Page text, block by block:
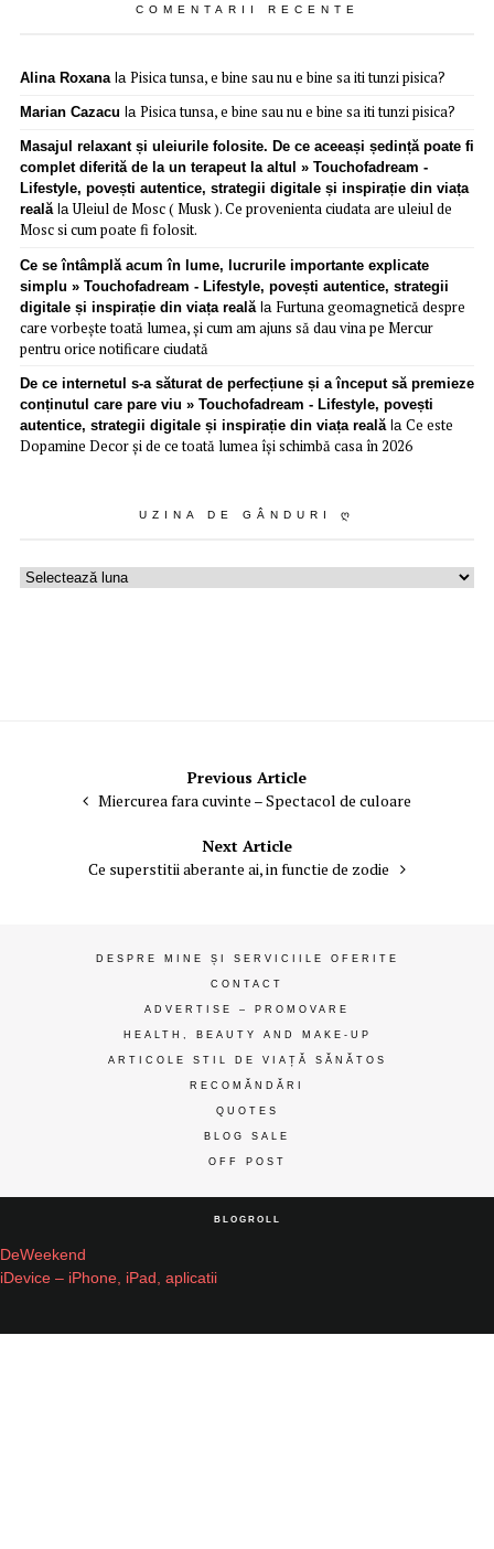
COMENTARII RECENTE
Alina Roxanala Pisica tunsa, e bine sau nu e bine sa iti tunzi pisica?
Marian Cazacu la Pisica tunsa, e bine sau nu e bine sa iti tunzi pisica?
Masajul relaxant și uleiurile folosite. De ce aceeași ședință poate fi
complet diferită de la un terapeut la altul » Touchofadream -
Lifestyle, povești autentice, strategii digitale și inspirație din viața
realălaUleiul de Mosc ( Musk ). Ce provenienta ciudata are uleiul de
Mosc si cum poate fi folosit.
Ce se întâmplă acum în lume, lucrurile importante explicate
simplu » Touchofadream - Lifestyle, povești autentice, strategii
digitale și inspirație din viața realăla Furtuna geomagnetică despre
care vorbește toată lumea, și cum am ajuns să dau vina pe Mercur
pentru orice notificare ciudată
De ce internetul s-a săturat de perfecțiune și a început să premieze
conținutul care pare viu » Touchofadream - Lifestyle, povești
autentice, strategii digitale și inspirație din viața realăla Ce este
Dopamine Decor și de ce toată lumea își schimbă casa în 2026
UZINA DE GÂNDURI Ღ
Uzina
Previous Article
Miercurea fara cuvinte – Spectacol de culoare
Next Article
Ce superstitii aberante ai, in functie de zodie
DESPRE MINE ȘI SERVICIILE OFERITE
CONTACT
ADVERTISE – PROMOVARE
HEALTH, BEAUTY AND MAKE-UP
ARTICOLE STIL DE VIAȚĂ SĂNĂTOS
RECOMĂNDĂRI
QUOTES
BLOG SALE
OFF POST
BLOGROLL
DeWeekend
iDevice – iPhone, iPad, aplicatii